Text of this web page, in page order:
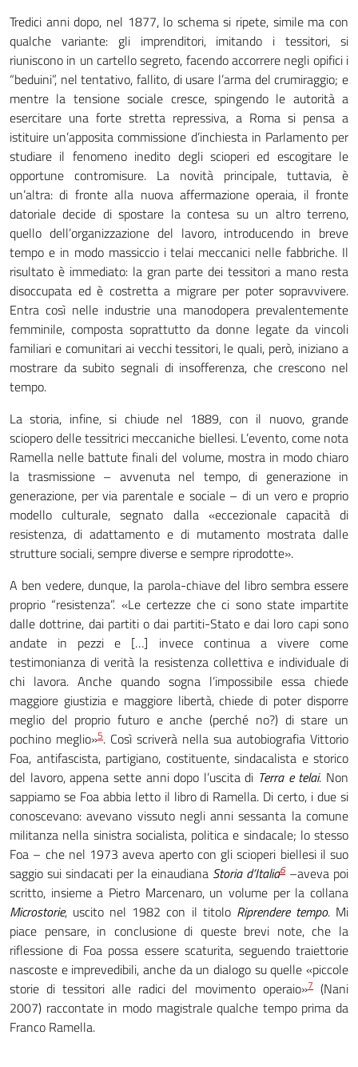
Tredici anni dopo, nel 1877, lo schema si ripete, simile ma con
qualche variante: gli imprenditori, imitando i tessitori, si
riuniscono in un cartello segreto, facendo accorrere negli opifici i
“beduini”, nel tentativo, fallito, di usare l’arma del crumiraggio; e
mentre la tensione sociale cresce, spingendo le autorità a
esercitare una forte stretta repressiva, a Roma si pensa a
istituire un’apposita commissione d’inchiesta in Parlamento per
studiare il fenomeno inedito degli scioperi ed escogitare le
opportune contromisure. La novità principale, tuttavia, è
un’altra: di fronte alla nuova affermazione operaia, il fronte
datoriale decide di spostare la contesa su un altro terreno,
quello dell’organizzazione del lavoro, introducendo in breve
tempo e in modo massiccio i telai meccanici nelle fabbriche. Il
risultato è immediato: la gran parte dei tessitori a mano resta
disoccupata ed è costretta a migrare per poter sopravvivere.
Entra così nelle industrie una manodopera prevalentemente
femminile, composta soprattutto da donne legate da vincoli
familiari e comunitari ai vecchi tessitori, le quali, però, iniziano a
mostrare da subito segnali di insofferenza, che crescono nel
tempo.
La storia, infine, si chiude nel 1889, con il nuovo, grande
sciopero delle tessitrici meccaniche biellesi. L’evento, come nota
Ramella nelle battute finali del volume, mostra in modo chiaro
la trasmissione – avvenuta nel tempo, di generazione in
generazione, per via parentale e sociale – di un vero e proprio
modello culturale, segnato dalla «eccezionale capacità di
resistenza, di adattamento e di mutamento mostrata dalle
strutture sociali, sempre diverse e sempre riprodotte».
A ben vedere, dunque, la parola-chiave del libro sembra essere
proprio “resistenza”. «Le certezze che ci sono state impartite
dalle dottrine, dai partiti o dai partiti-Stato e dai loro capi sono
andate in pezzi e […] invece continua a vivere come
testimonianza di verità la resistenza collettiva e individuale di
chi lavora. Anche quando sogna l’impossibile essa chiede
maggiore giustizia e maggiore libertà, chiede di poter disporre
meglio del proprio futuro e anche (perché no?) di stare un
pochino meglio»5. Così scriverà nella sua autobiografia Vittorio
Foa, antifascista, partigiano, costituente, sindacalista e storico
del lavoro, appena sette anni dopo l’uscita di Terra e telai. Non
sappiamo se Foa abbia letto il libro di Ramella. Di certo, i due si
conoscevano: avevano vissuto negli anni sessanta la comune
militanza nella sinistra socialista, politica e sindacale; lo stesso
Foa – che nel 1973 aveva aperto con gli scioperi biellesi il suo
saggio sui sindacati per la einaudiana Storia d’Italia6–aveva poi
scritto, insieme a Pietro Marcenaro, un volume per la collana
Microstorie, uscito nel 1982 con il titolo Riprendere tempo. Mi
piace pensare, in conclusione di queste brevi note, che la
riflessione di Foa possa essere scaturita, seguendo traiettorie
nascoste e imprevedibili, anche da un dialogo su quelle «piccole
storie di tessitori alle radici del movimento operaio»7(Nani
2007) raccontate in modo magistrale qualche tempo prima da
Franco Ramella.